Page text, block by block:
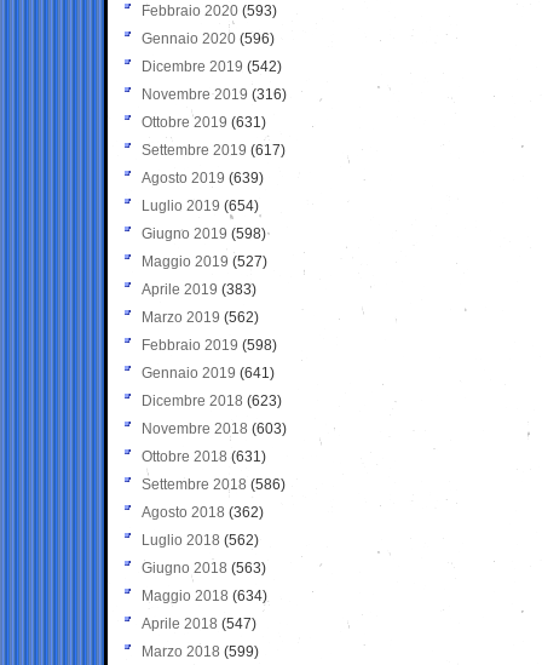
Febbraio 2020 (593)
Gennaio 2020 (596)
Dicembre 2019 (542)
Novembre 2019 (316)
Ottobre 2019 (631)
Settembre 2019 (617)
Agosto 2019 (639)
Luglio 2019 (654)
Giugno 2019 (598)
Maggio 2019 (527)
Aprile 2019 (383)
Marzo 2019 (562)
Febbraio 2019 (598)
Gennaio 2019 (641)
Dicembre 2018 (623)
Novembre 2018 (603)
Ottobre 2018 (631)
Settembre 2018 (586)
Agosto 2018 (362)
Luglio 2018 (562)
Giugno 2018 (563)
Maggio 2018 (634)
Aprile 2018 (547)
Marzo 2018 (599)